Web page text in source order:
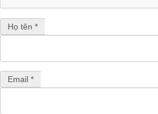
Họ tên *
Email *